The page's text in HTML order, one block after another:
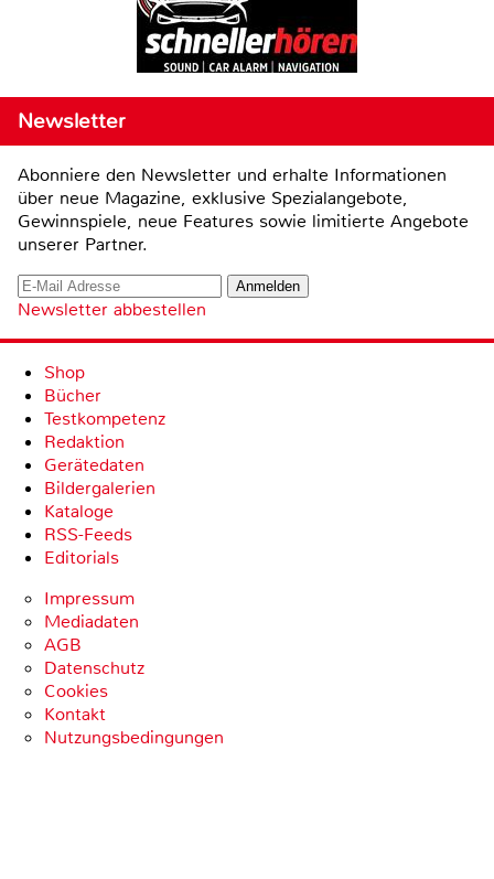
Newsletter
Abonniere den Newsletter und erhalte Informationen
über neue Magazine, exklusive Spezialangebote,
Gewinnspiele, neue Features sowie limitierte Angebote
unserer Partner.
Newsletter abbestellen
Shop
Bücher
Testkompetenz
Redaktion
Gerätedaten
Bildergalerien
Kataloge
RSS-Feeds
Editorials
Impressum
Mediadaten
AGB
Datenschutz
Cookies
Kontakt
Nutzungsbedingungen